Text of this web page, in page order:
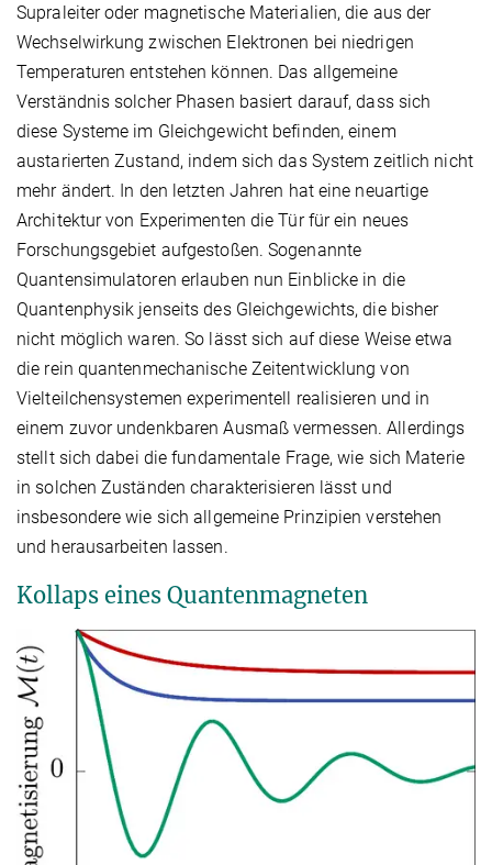
Supraleiter oder magnetische Materialien, die aus der
Wechselwirkung zwischen Elektronen bei niedrigen
Temperaturen entstehen können. Das allgemeine
Verständnis solcher Phasen basiert darauf, dass sich
diese Systeme im Gleichgewicht befinden, einem
austarierten Zustand, indem sich das System zeitlich nicht
mehr ändert. In den letzten Jahren hat eine neuartige
Architektur von Experimenten die Tür für ein neues
Forschungsgebiet aufgestoßen. Sogenannte
Quantensimulatoren erlauben nun Einblicke in die
Quantenphysik jenseits des Gleichgewichts, die bisher
nicht möglich waren. So lässt sich auf diese Weise etwa
die rein quantenmechanische Zeitentwicklung von
Vielteilchensystemen experimentell realisieren und in
einem zuvor undenkbaren Ausmaß vermessen. Allerdings
stellt sich dabei die fundamentale Frage, wie sich Materie
in solchen Zuständen charakterisieren lässt und
insbesondere wie sich allgemeine Prinzipien verstehen
und herausarbeiten lassen.
Kollaps eines Quantenmagneten